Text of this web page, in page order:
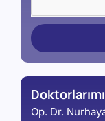
Op. Dr.